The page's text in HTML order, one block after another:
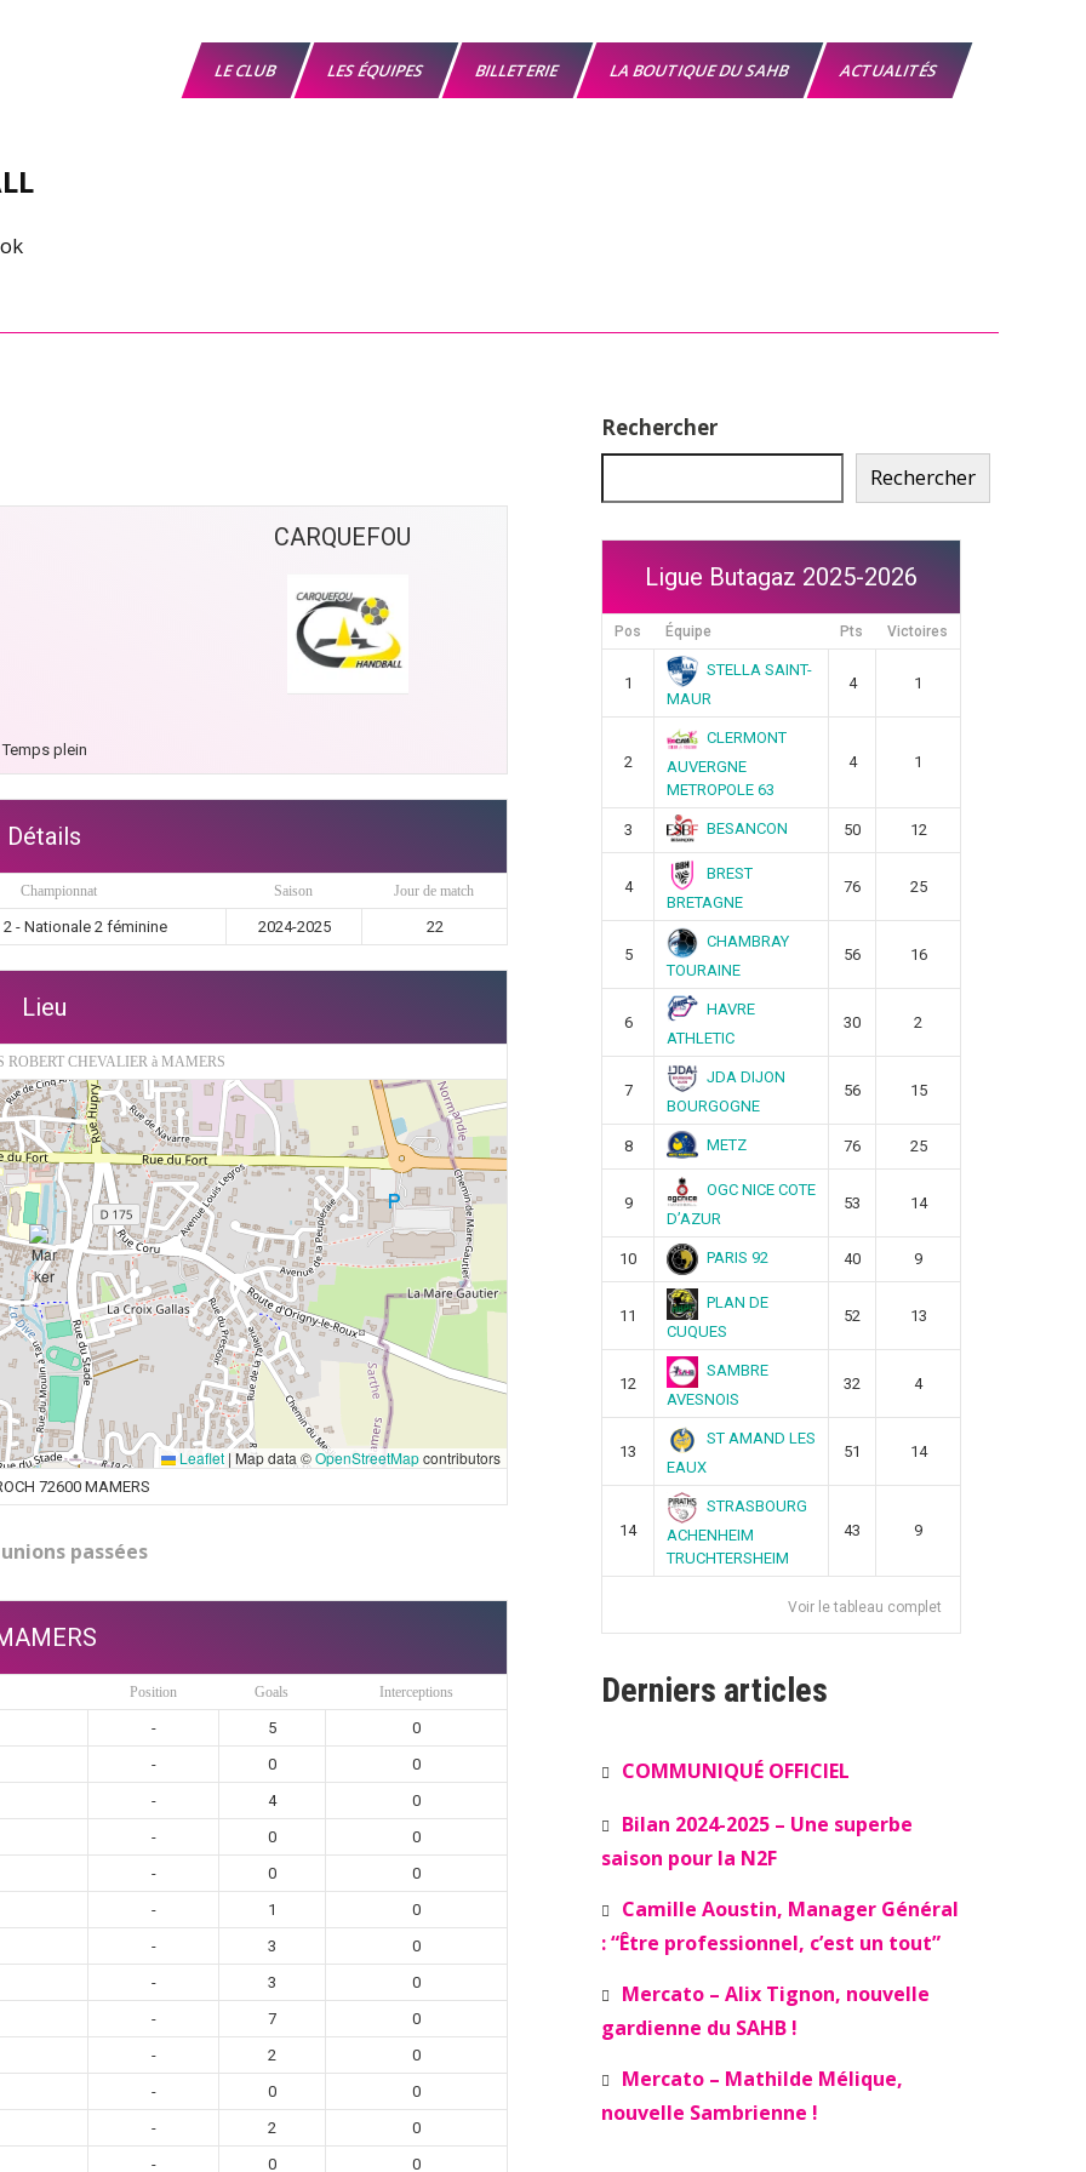
LE CLUB LES ÉQUIPES BILLETERIE LA BOUTIQUE DU SAHB ACTUALITÉS
CARQUEFOU
Temps plein
Détails
Championnat Saison Jour de match
2 - Nationale 2 féminine 2024-2025 22
Lieu
ROBERT CHEVALIER à MAMERS
Leaflet | Map data ©OpenStreetMapcontributors
72600 MAMERS
passées
Position Goals Interceptions
- 5
0
-
0
0
-
4
0
-
0
0
-
0
0
-
1
0
-
3
0
-
3
0
-
7
0
-
2
0
-
0
0
-
2
0
-
0
0
Rechercher
Rechercher
Ligue Butagaz 2025-2026
Pos Équipe Pts Victoires
1
STELLA SAINT-
MAUR
4 1
2
CLERMONT
AUVERGNE
METROPOLE 63
4 1
3 BESANCON 50 12
4
BREST
BRETAGNE
76 25
5
CHAMBRAY
TOURAINE
56 16
6
HAVRE
ATHLETIC
30 2
7
JDA DIJON
BOURGOGNE
56 15
8 METZ 76 25
9
OGC NICE COTE
D’AZUR
53 14
10 PARIS 92 40 9
11
PLAN DE
CUQUES
52 13
12
SAMBRE
AVESNOIS
32 4
13
ST AMAND LES
EAUX
51 14
14
STRASBOURG
ACHENHEIM
TRUCHTERSHEIM
43 9
Voir le tableau complet
Derniers articles
COMMUNIQUÉ OFFICIEL
Bilan 2024-2025 – Une superbe
saison pour la N2F
Camille Aoustin, Manager Général
: “Être professionnel, c’est un tout”
Mercato – Alix Tignon, nouvelle
gardienne du SAHB !
Mercato – Mathilde Mélique,
nouvelle Sambrienne !